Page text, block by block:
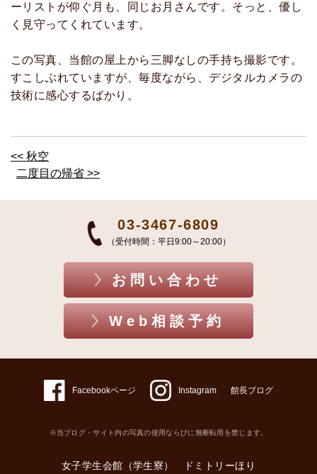
ーリストが仰ぐ月も、同じお月さんです。そっと、優し
く見守ってくれています。
この写真、当館の屋上から三脚なしの手持ち撮影です。
すこしぶれていますが、毎度ながら、デジタルカメラの
技術に感心するばかり。
<< 秋空
二度目の帰省 >>
03-3467-6809
（受付時間：平日9:00～20:00）
お問い合わせ
Web相談予約
Facebookページ Instagram 館長ブログ
※当ブログ・サイト内の写真の使用ならびに無断転用を禁じます。
女子学生会館（学生寮） ドミトリーほり